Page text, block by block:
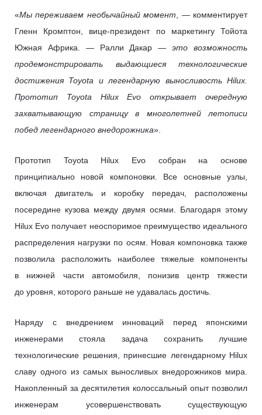
«Мы переживаем необычайный момент , — комментирует
Гленн Кромптон, вице-президент по маркетингу Тойота
Южная Африка. — Ралли Дакар —это возможность
продемонстрировать выдающиеся технологические
достижения Toyota и легендарную выносливость Hilux.
Прототип Toyota Hilux Evo открывает очередную
захватывающую страницу в многолетней летописи
побед легендарного внедорожника».
Прототип Toyota Hilux Evo собран на основе
принципиально новой компоновки. Все основные узлы,
включая двигатель и коробку передач, расположены
посередине кузова между двумя осями. Благодаря этому
Hilux Evo получает неоспоримое преимущество идеального
распределения нагрузки по осям. Новая компоновка также
позволила расположить наиболее тяжелые компоненты
в нижней части автомобиля, понизив центр тяжести
до уровня, которого раньше не удавалась достичь.
Наряду с внедрением инноваций перед японскими
инженерами стояла задача сохранить лучшие
технологические решения, принесшие легендарному Hilux
славу одного из самых выносливых внедорожников мира.
Накопленный за десятилетия колоссальный опыт позволил
инженерам усовершенствовать существующую